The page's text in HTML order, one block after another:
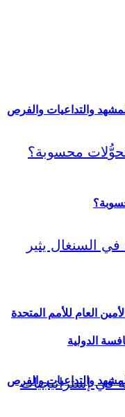
والتداعيات والفرص
والتداعيات والفرص
العام للأمم المتحدة
الدولية